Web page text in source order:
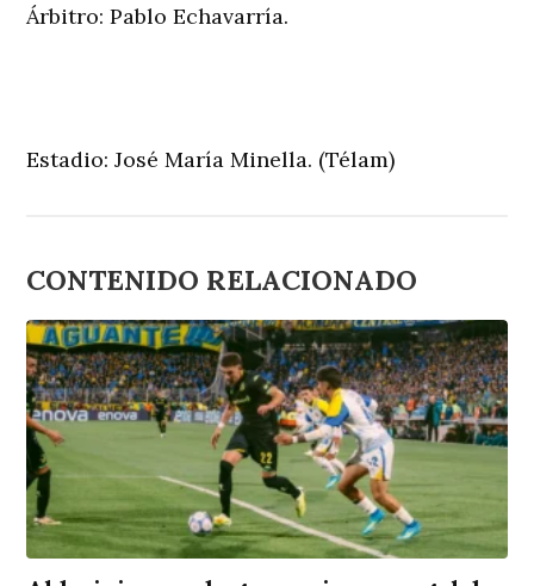
Árbitro: Pablo Echavarría.
Estadio: José María Minella. (Télam)
CONTENIDO RELACIONADO